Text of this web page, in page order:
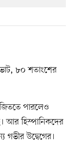
৮০ শতাংশের
জিততে পারলেও
আর হিস্পানিকদের
গভীর উদ্বেগের।